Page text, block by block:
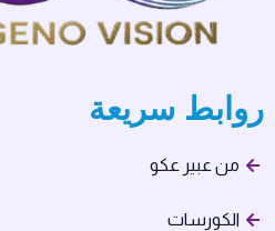
روابط سريعة
من عبير عكو
الكورسات